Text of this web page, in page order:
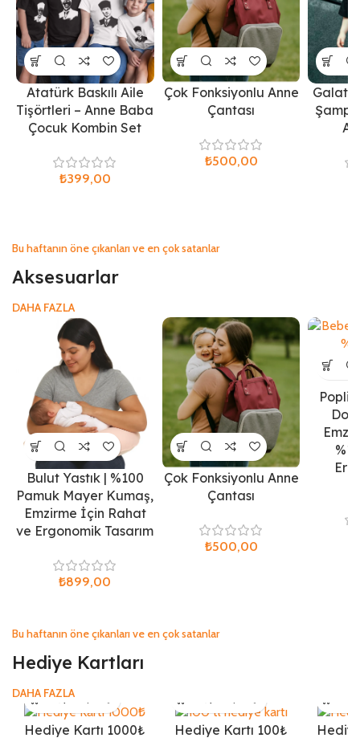
Atatürk Baskılı Aile
Tişörtleri – Anne Baba
Çocuk Kombin Set
₺
Çok Fonksiyonlu Anne
Çantası
₺
Bu haftanın öne çıkanları ve en çok satanlar
Aksesuarlar
DAHA FAZLA
Bulut Yastık | %100
Pamuk Mayer Kumaş,
Emzirme İçin Rahat
ve Ergonomik Tasarım
₺
Çok Fonksiyonlu Anne
Çantası
₺
Poplin
Bu haftanın öne çıkanları ve en çok satanlar
Hediye Kartları
DAHA FAZLA
Hediye Kartı 1000₺ Hediye Kartı 100₺